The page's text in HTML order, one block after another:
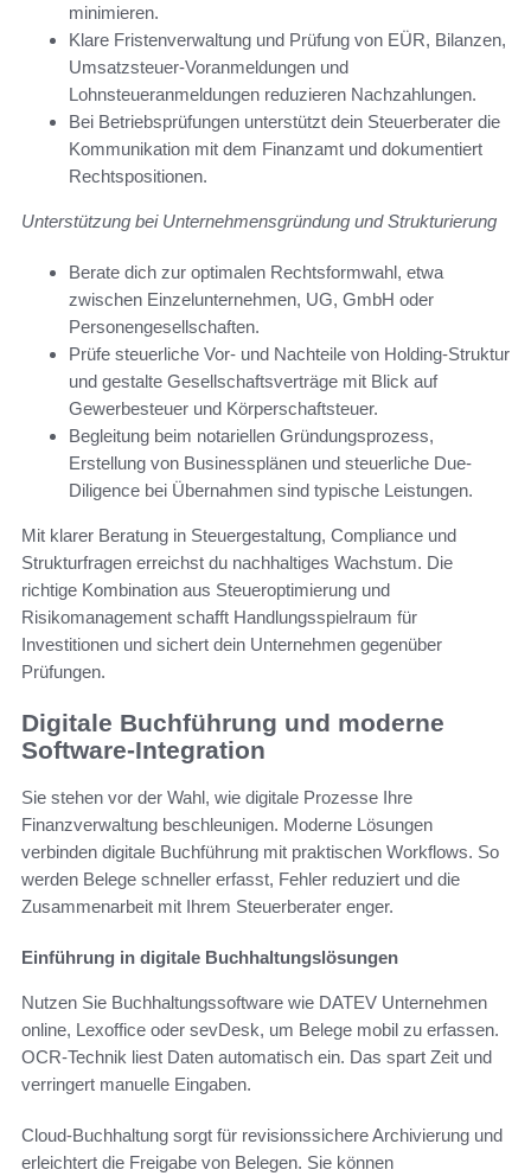
minimieren.
Klare Fristenverwaltung und Prüfung von EÜR, Bilanzen,
Umsatzsteuer-Voranmeldungen und
Lohnsteueranmeldungen reduzieren Nachzahlungen.
Bei Betriebsprüfungen unterstützt dein Steuerberater die
Kommunikation mit dem Finanzamt und dokumentiert
Rechtspositionen.
Unterstützung bei Unternehmensgründung und Strukturierung
Berate dich zur optimalen Rechtsformwahl, etwa
zwischen Einzelunternehmen, UG, GmbH oder
Personengesellschaften.
Prüfe steuerliche Vor- und Nachteile von Holding-Struktur
und gestalte Gesellschaftsverträge mit Blick auf
Gewerbesteuer und Körperschaftsteuer.
Begleitung beim notariellen Gründungsprozess,
Erstellung von Businessplänen und steuerliche Due-
Diligence bei Übernahmen sind typische Leistungen.
Mit klarer Beratung in Steuergestaltung, Compliance und
Strukturfragen erreichst du nachhaltiges Wachstum. Die
richtige Kombination aus Steueroptimierung und
Risikomanagement schafft Handlungsspielraum für
Investitionen und sichert dein Unternehmen gegenüber
Prüfungen.
Digitale Buchführung und moderne
Software-Integration
Sie stehen vor der Wahl, wie digitale Prozesse Ihre
Finanzverwaltung beschleunigen. Moderne Lösungen
verbinden digitale Buchführung mit praktischen Workflows. So
werden Belege schneller erfasst, Fehler reduziert und die
Zusammenarbeit mit Ihrem Steuerberater enger.
Einführung in digitale Buchhaltungslösungen
Nutzen Sie Buchhaltungssoftware wie DATEV Unternehmen
online, Lexoffice oder sevDesk, um Belege mobil zu erfassen.
OCR-Technik liest Daten automatisch ein. Das spart Zeit und
verringert manuelle Eingaben.
Cloud-Buchhaltung sorgt für revisionssichere Archivierung und
erleichtert die Freigabe von Belegen. Sie können